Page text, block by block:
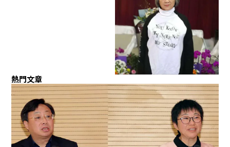
熱門文章